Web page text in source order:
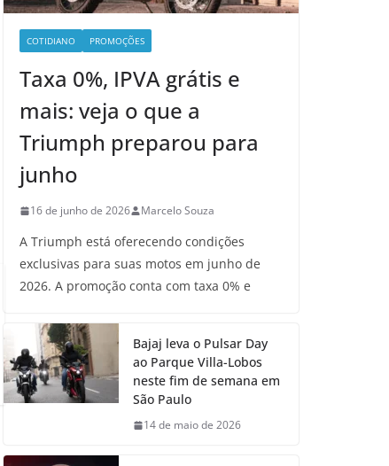
COTIDIANO PROMOÇÕES
Taxa 0%, IPVA grátis e
mais: veja o que a
Triumph preparou para
junho
16 de junho de 2026 Marcelo Souza
A Triumph está oferecendo condições
exclusivas para suas motos em junho de
2026. A promoção conta com taxa 0% e
Bajaj leva o Pulsar Day
ao Parque Villa-Lobos
neste fim de semana em
São Paulo
14 de maio de 2026